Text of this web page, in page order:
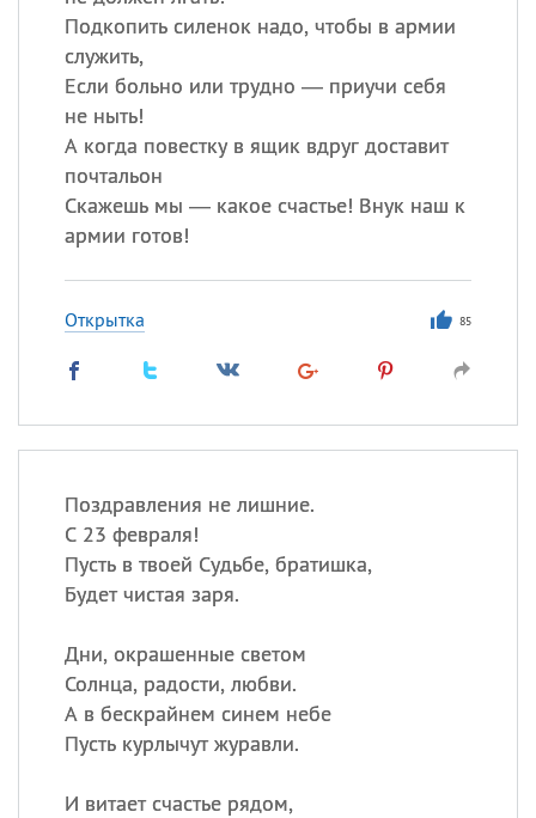
Подкопить силенок надо, чтобы в армии
служить,
Если больно или трудно — приучи себя
не ныть!
А когда повестку в ящик вдруг доставит
почтальон
Скажешь мы — какое счастье! Внук наш к
армии готов!
Открытка 85
Поздравления не лишние.
С 23 февраля!
Пусть в твоей Судьбе, братишка,
Будет чистая заря.
Дни, окрашенные светом
Солнца, радости, любви.
А в бескрайнем синем небе
Пусть курлычут журавли.
И витает счастье рядом,